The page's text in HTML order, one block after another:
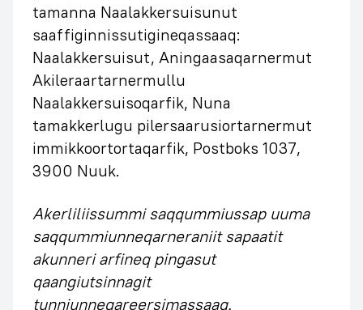
tamanna Naalakkersuisunut
saaffiginnissutigineqassaaq:
Naalakkersuisut, Aningaasaqarnermut
Akileraartarnermullu
Naalakkersuisoqarfik, Nuna
tamakkerlugu pilersaarusiortarnermut
immikkoortortaqarfik, Postboks 1037,
3900 Nuuk.
Akerliliissummi saqqummiussap uuma
saqqummiunneqarneraniit sapaatit
akunneri arfineq pingasut
qaangiutsinnagit
tunniunneqareersimassaaq.